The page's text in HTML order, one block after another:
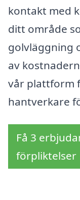
kontakt med
ditt område
golvläggning
av
vår plattform
hantverkare
Få 3
förpliktelser